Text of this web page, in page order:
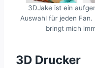
3DJake ist ein
Auswahl für jeden
bringt mich
3D Drucker